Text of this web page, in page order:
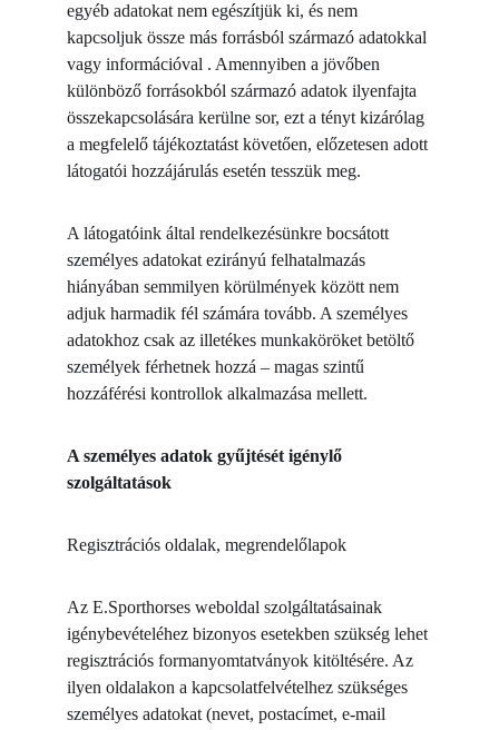
egyéb adatokat nem egészítjük ki, és nem
kapcsoljuk össze más forrásból származó adatokkal
vagy információval . Amennyiben a jövőben
különböző forrásokból származó adatok ilyenfajta
összekapcsolására kerülne sor, ezt a tényt kizárólag
a megfelelő tájékoztatást követően, előzetesen adott
látogatói hozzájárulás esetén tesszük meg.
A látogatóink által rendelkezésünkre bocsátott
személyes adatokat ezirányú felhatalmazás
hiányában semmilyen körülmények között nem
adjuk harmadik fél számára tovább. A személyes
adatokhoz csak az illetékes munkaköröket betöltő
személyek férhetnek hozzá – magas szintű
hozzáférési kontrollok alkalmazása mellett.
A személyes adatok gyűjtését igénylő
szolgáltatások
Regisztrációs oldalak, megrendelőlapok
Az E.Sporthorses weboldal szolgáltatásainak
igénybevételéhez bizonyos esetekben szükség lehet
regisztrációs formanyomtatványok kitöltésére. Az
ilyen oldalakon a kapcsolatfelvételhez szükséges
személyes adatokat (nevet, postacímet, e-mail